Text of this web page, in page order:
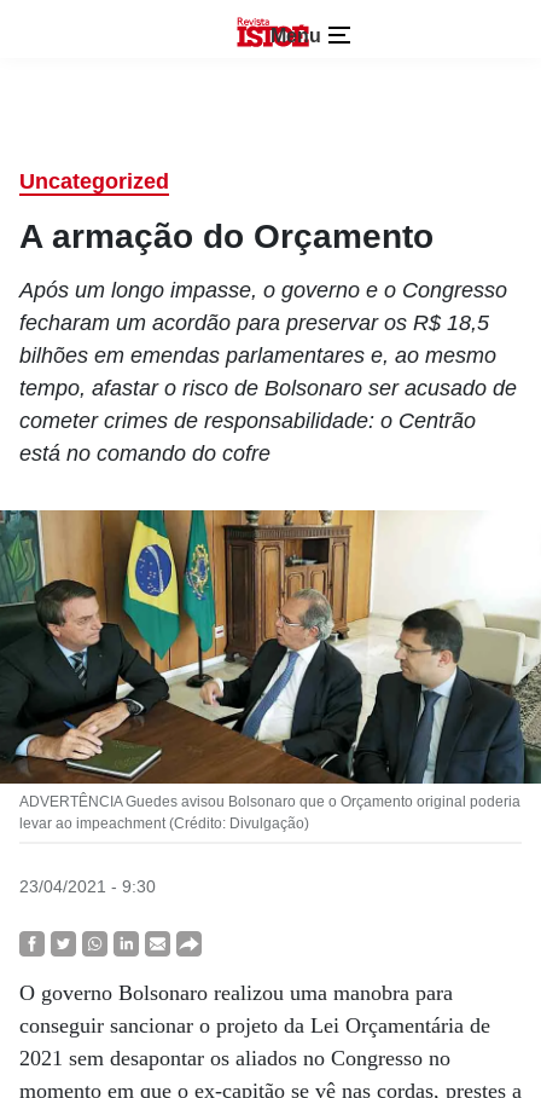
Menu
Uncategorized
A armação do Orçamento
Após um longo impasse, o governo e o Congresso
fecharam um acordão para preservar os R$ 18,5
bilhões em emendas parlamentares e, ao mesmo
tempo, afastar o risco de Bolsonaro ser acusado de
cometer crimes de responsabilidade: o Centrão
está no comando do cofre
ADVERTÊNCIA Guedes avisou Bolsonaro que o Orçamento original poderia
levar ao impeachment (Crédito: Divulgação)
23/04/2021 - 9:30
O governo Bolsonaro realizou uma manobra para
conseguir sancionar o projeto da Lei Orçamentária de
2021 sem desapontar os aliados no Congresso no
momento em que o ex-capitão se vê nas cordas, prestes a